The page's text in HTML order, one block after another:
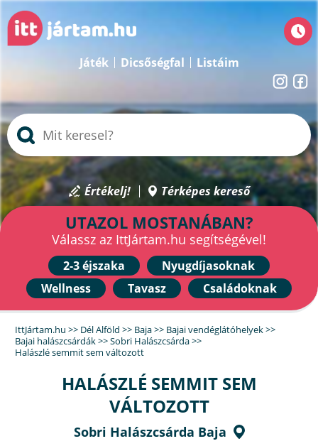
Játék Dicsőségfal Listáim
Értékelj! Térképes kereső
UTAZOL MOSTANÁBAN?
Válassz az IttJártam.hu segítségével!
2-3 éjszaka
Nyugdíjasoknak
Wellness
Tavasz Családoknak
IttJártam.hu >> Dél Alföld >> Baja>> Bajai vendéglátóhelyek>>
Bajai halászcsárdák>>Sobri Halászcsárda>>
Halászlé semmit sem változott
HALÁSZLÉ SEMMIT SEM
VÁLTOZOTT
Sobri Halászcsárda Baja